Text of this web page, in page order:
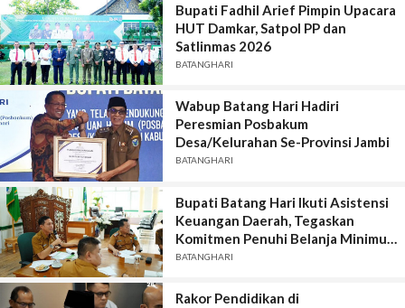
Bupati Fadhil Arief Pimpin Upacara
HUT Damkar, Satpol PP dan
Satlinmas 2026
BATANGHARI
Wabup Batang Hari Hadiri
Peresmian Posbakum
Desa/Kelurahan Se-Provinsi Jambi
BATANGHARI
Bupati Batang Hari Ikuti Asistensi
Keuangan Daerah, Tegaskan
Komitmen Penuhi Belanja Minimum
TA 2026
BATANGHARI
Rakor Pendidikan di